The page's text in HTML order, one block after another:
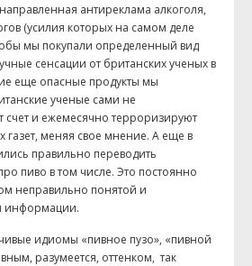
антиреклама алкоголя,
(усилия которых на самом деле
мы покупали определенный вид
сенсации от британских ученых в
еще опасные продукты мы
ученые сами не
счет и ежемесячно терроризируют
газет, меняя свое мнение. А еще в
правильно переводить
пиво в том числе. Это постоянно
неправильно понятой и
информации.
идиомы «пивное пузо», «пивной
разумеется, оттенком, так